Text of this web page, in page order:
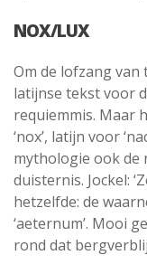
NOX/LUX
Om de lofzang
latijnse tekst voor
requiemmis. Maar
‘nox’, latijn voor
mythologie ook de
duisternis. Jockel:
hetzelfde: de
‘aeternum’. Mooi
rond dat